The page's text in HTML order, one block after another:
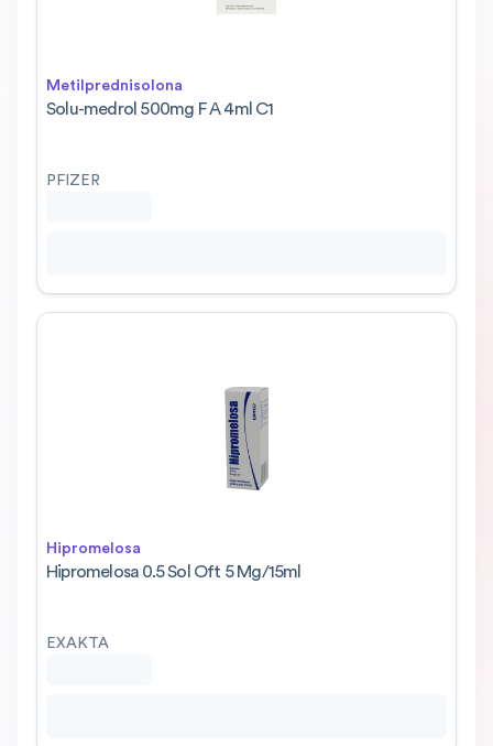
Metilprednisolona
Solu-medrol 500mg F A 4ml C1
PFIZER
Hipromelosa
Hipromelosa 0.5 Sol Oft 5 Mg/15ml
EXAKTA